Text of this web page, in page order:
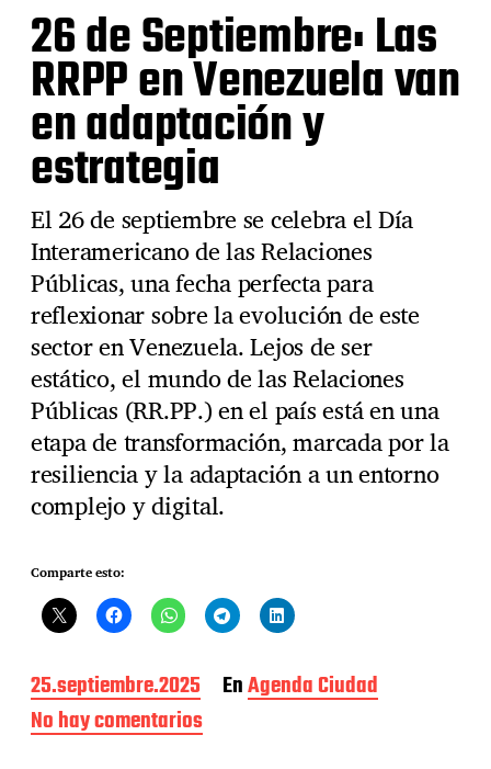
26 de Septiembre: Las
RRPP en Venezuela van
en adaptación y
estrategia
El 26 de septiembre se celebra el Día
Interamericano de las Relaciones
Públicas, una fecha perfecta para
reflexionar sobre la evolución de este
sector en Venezuela. Lejos de ser
estático, el mundo de las Relaciones
Públicas (RR.PP.) en el país está en una
etapa de transformación, marcada por la
resiliencia y la adaptación a un entorno
complejo y digital.
Comparte esto:
F
e
c
25.septiembre.2025 EnAgenda Ciudad
No hay comentariose
n